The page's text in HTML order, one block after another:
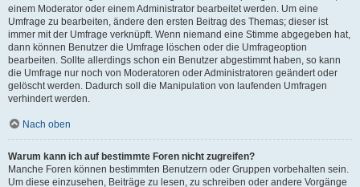
einem Moderator oder einem Administrator bearbeitet werden. Um eine
Umfrage zu bearbeiten, ändere den ersten Beitrag des Themas; dieser ist
immer mit der Umfrage verknüpft. Wenn niemand eine Stimme abgegeben hat,
dann können Benutzer die Umfrage löschen oder die Umfrageoption
bearbeiten. Sollte allerdings schon ein Benutzer abgestimmt haben, so kann
die Umfrage nur noch von Moderatoren oder Administratoren geändert oder
gelöscht werden. Dadurch soll die Manipulation von laufenden Umfragen
verhindert werden.
Nach oben
Warum kann ich auf bestimmte Foren nicht zugreifen?
Manche Foren können bestimmten Benutzern oder Gruppen vorbehalten sein.
Um diese einzusehen, Beiträge zu lesen, zu schreiben oder andere Vorgänge